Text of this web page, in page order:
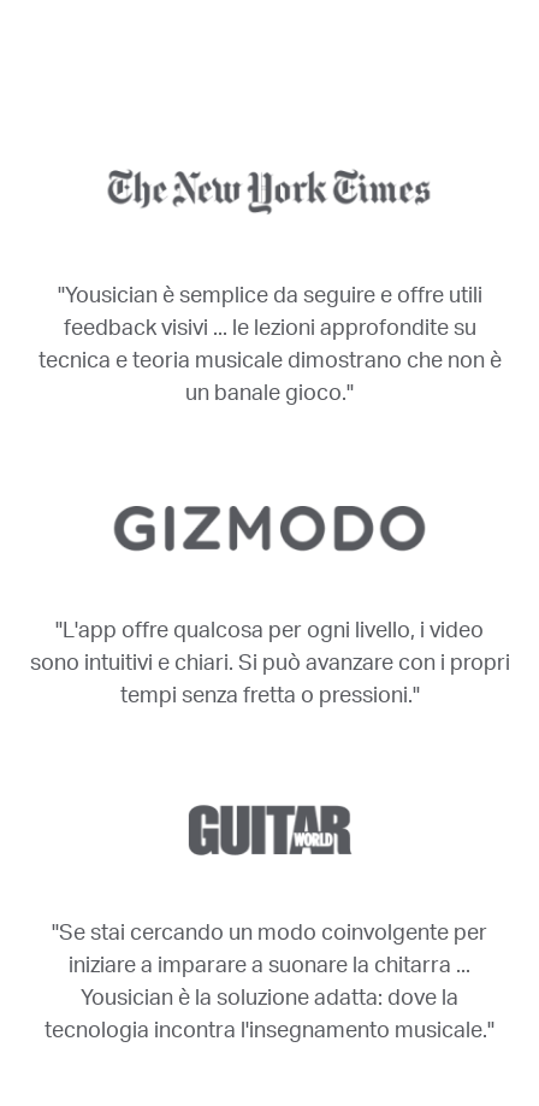
"Yousician è semplice da seguire e offre utili
feedback visivi ... le lezioni approfondite su
tecnica e teoria musicale dimostrano che non è
un banale gioco."
"L'app offre qualcosa per ogni livello, i video
sono intuitivi e chiari. Si può avanzare con i propri
tempi senza fretta o pressioni."
"Se stai cercando un modo coinvolgente per
iniziare a imparare a suonare la chitarra ...
Yousician è la soluzione adatta: dove la
tecnologia incontra l'insegnamento musicale."